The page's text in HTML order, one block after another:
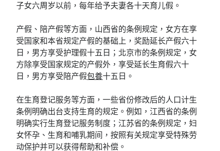
子女六周岁以前，每年给予夫妻各十天育儿假。
产假、陪产假等方面，山西省的条例规定，女方在享
受国家和本省规定产假的基础上，奖励延长产假六十
日，男方享受护理假十五日；北京市的条例规定，女
方除享受国家规定的产假外，享受延长生育假六十
日，男方享受陪产假包養十五日。
在生育登记服务等方面，一些省份修改后的人口计生
条例明确出台支持生育的规定。例如，江西省的条例
明确实行生育登记服务制度；江苏省的条例规定，妇
女怀孕、生育和哺乳期间，按照有关规定享受特殊劳
动保护并可以获得帮助和补偿。